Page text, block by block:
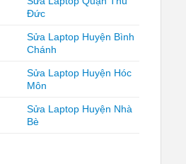
Đức
Sửa Laptop Huyện Bình
Chánh
Sửa Laptop Huyện Hóc
Môn
Sửa Laptop Huyện Nhà
Bè